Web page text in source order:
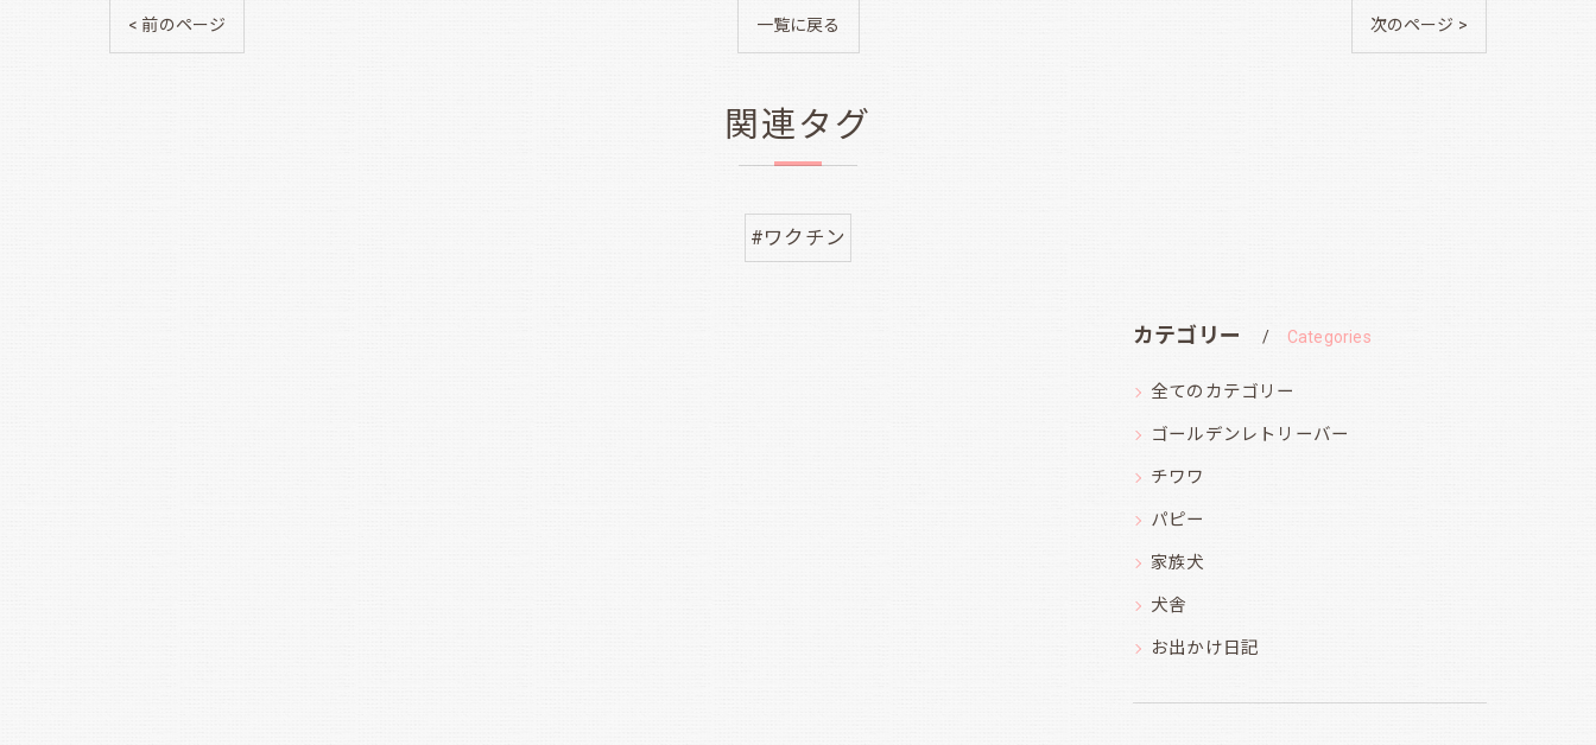
< 前のページ 一覧に戻る 次のページ >
関連タグ
#ワクチン
カテゴリー Categories
全てのカテゴリー
ゴールデンレトリーバー
チワワ
パピー
家族犬
犬舎
お出かけ日記